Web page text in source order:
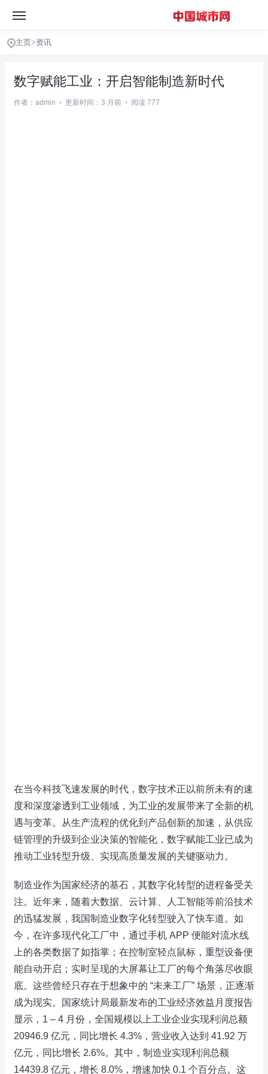
主页>资讯
数字赋能工业：开启智能制造新时代
作者：admin • 更新时间：3 月前 • 阅读 777
在当今科技飞速发展的时代，数字技术正以前所未有的速
度和深度渗透到工业领域，为工业的发展带来了全新的机
遇与变革。从生产流程的优化到产品创新的加速，从供应
链管理的升级到企业决策的智能化，数字赋能工业已成为
推动工业转型升级、实现高质量发展的关键驱动力。​
制造业作为国家经济的基石，其数字化转型的进程备受关
注。近年来，随着大数据、云计算、人工智能等前沿技术
的迅猛发展，我国制造业数字化转型驶入了快车道。如
今，在许多现代化工厂中，通过手机 APP 便能对流水线
上的各类数据了如指掌；在控制室轻点鼠标，重型设备便
能自动开启；实时呈现的大屏幕让工厂的每个角落尽收眼
底。这些曾经只存在于想象中的 “未来工厂” 场景，正逐渐
成为现实。国家统计局最新发布的工业经济效益月度报告
显示，1 – 4 月份，全国规模以上工业企业实现利润总额
20946.9 亿元，同比增长 4.3%，营业收入达到 41.92 万
亿元，同比增长 2.6%。其中，制造业实现利润总额
14439.8 亿元，增长 8.0%，增速加快 0.1 个百分点。这